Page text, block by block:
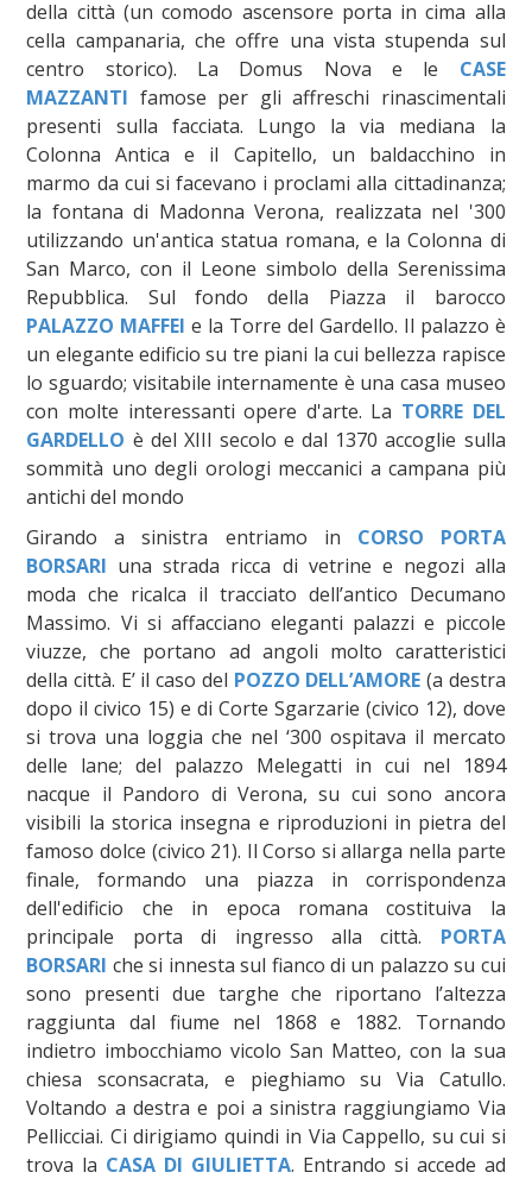
della città (un comodo ascensore porta in cima alla
cella campanaria, che offre una vista stupenda sul
centro storico). La Domus Nova e le CASE
MAZZANTI famose per gli affreschi rinascimentali
presenti sulla facciata. Lungo la via mediana la
Colonna Antica e il Capitello, un baldacchino in
marmo da cui si facevano i proclami alla cittadinanza;
la fontana di Madonna Verona, realizzata nel '300
utilizzando un'antica statua romana, e la Colonna di
San Marco, con il Leone simbolo della Serenissima
Repubblica. Sul fondo della Piazza il barocco
PALAZZO MAFFEI e la Torre del Gardello. Il palazzo è
un elegante edificio su tre piani la cui bellezza rapisce
lo sguardo; visitabile internamente è una casa museo
con molte interessanti opere d'arte. La TORRE DEL
GARDELLO è del XIII secolo e dal 1370 accoglie sulla
sommità uno degli orologi meccanici a campana più
antichi del mondo
Girando a sinistra entriamo in CORSO PORTA
BORSARI una strada ricca di vetrine e negozi alla
moda che ricalca il tracciato dell’antico Decumano
Massimo. Vi si affacciano eleganti palazzi e piccole
viuzze, che portano ad angoli molto caratteristici
della città. E’ il caso del POZZO DELL’AMORE (a destra
dopo il civico 15) e di Corte Sgarzarie (civico 12), dove
si trova una loggia che nel ‘300 ospitava il mercato
delle lane; del palazzo Melegatti in cui nel 1894
nacque il Pandoro di Verona, su cui sono ancora
visibili la storica insegna e riproduzioni in pietra del
famoso dolce (civico 21). Il Corso si allarga nella parte
finale, formando una piazza in corrispondenza
dell'edificio che in epoca romana costituiva la
principale porta di ingresso alla città. PORTA
BORSARI che si innesta sul fianco di un palazzo su cui
sono presenti due targhe che riportano l’altezza
raggiunta dal fiume nel 1868 e 1882. Tornando
indietro imbocchiamo vicolo San Matteo, con la sua
chiesa sconsacrata, e pieghiamo su Via Catullo.
Voltando a destra e poi a sinistra raggiungiamo Via
Pellicciai. Ci dirigiamo quindi in Via Cappello, su cui si
trova la CASA DI GIULIETTA. Entrando si accede ad